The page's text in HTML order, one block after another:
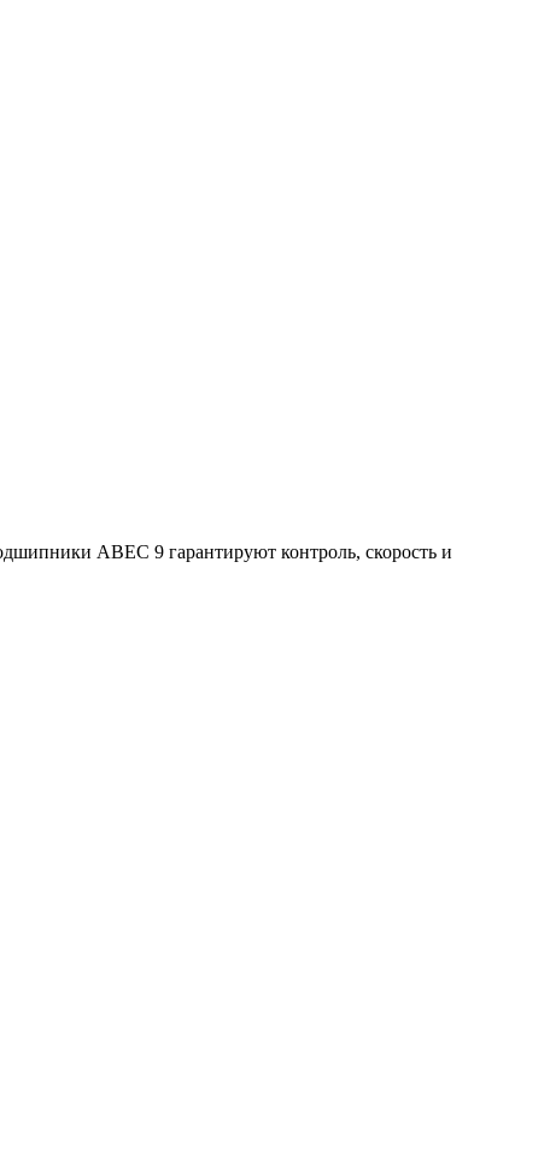
ABEC 9 гарантируют контроль, скорость и